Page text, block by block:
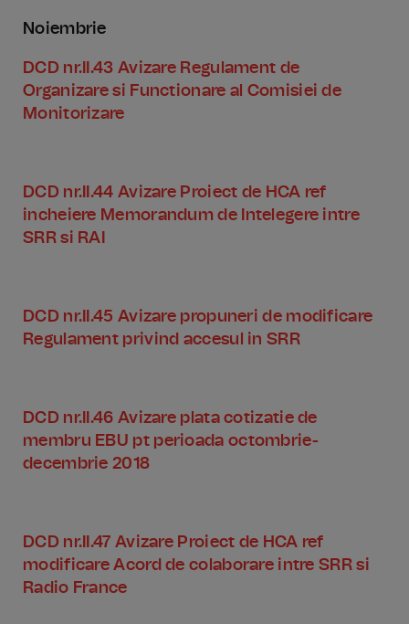
Noiembrie
DCD nr.II.43 Avizare Regulament de
Organizare si Functionare al Comisiei de
Monitorizare
DCD nr.II.44 Avizare Proiect de HCA ref
incheiere Memorandum de Intelegere intre
SRR si RAI
DCD nr.II.45 Avizare propuneri de modificare
Regulament privind accesul in SRR
DCD nr.II.46 Avizare plata cotizatie de
membru EBU pt perioada octombrie-
decembrie 2018
DCD nr.II.47 Avizare Proiect de HCA ref
modificare Acord de colaborare intre SRR si
Radio France